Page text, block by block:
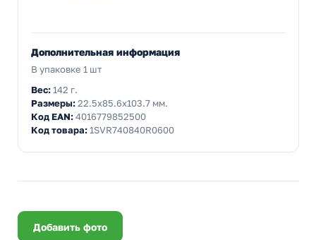
Дополнительная информация
В упаковке 1 шт
Вес:142 г.
Размеры:22.5x85.6x103.7 мм.
Код EAN:4016779852500
Код товара:1SVR740840R0600
Добавить фото